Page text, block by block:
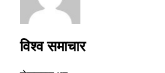
विश्व समाचार